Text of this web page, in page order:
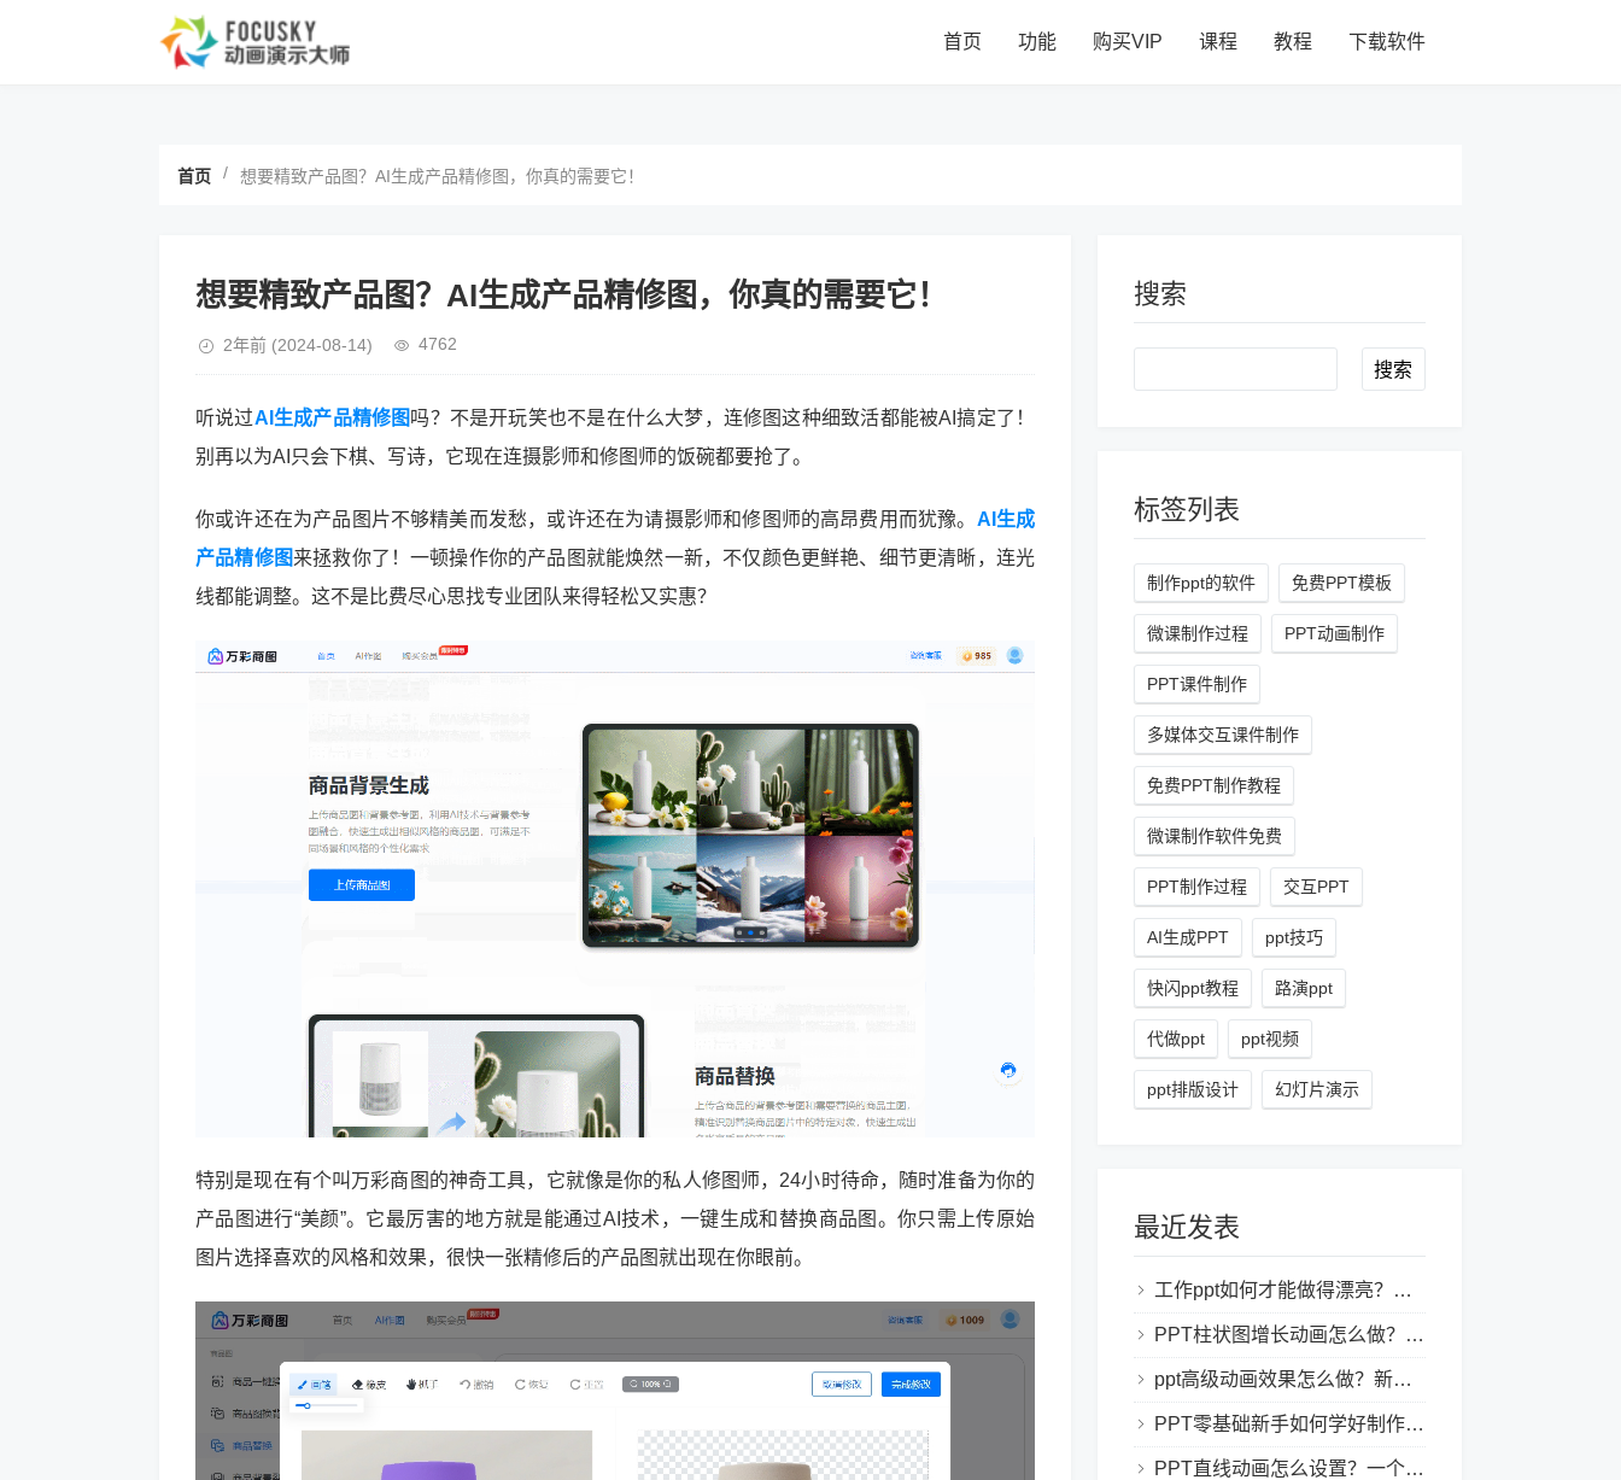
首页 功能 购买VIP 课程 教程 下载软件
首页 / 想要精致产品图？AI生成产品精修图，你真的需要它！
想要精致产品图？AI生成产品精修图，你真的需要它！
2年前 (2024-08-14) 4762
听说过AI生成产品精修图 吗？不是开玩笑也不是在什么大梦，连修图这种细致活都能被AI搞定了！
别再以为AI只会下棋、写诗，它现在连摄影师和修图师的饭碗都要抢了。
你或许还在为产品图片不够精美而发愁，或许还在为请摄影师和修图师的高昂费用而犹豫。 AI生成
产品精修图来拯救你了！一顿操作你的产品图就能焕然一新，不仅颜色更鲜艳、细节更清晰，连光
线都能调整。这不是比费尽心思找专业团队来得轻松又实惠？
特别是现在有个叫万彩商图的神奇工具，它就像是你的私人修图师，24小时待命，随时准备为你的
产品图进行“美颜”。它最厉害的地方就是能通过AI技术，一键生成和替换商品图。你只需上传原始
图片选择喜欢的风格和效果，很快一张精修后的产品图就出现在你眼前。
搜索
Search
标签列表
制作ppt的软件 免费PPT模板
微课制作过程 PPT动画制作
PPT课件制作
多媒体交互课件制作
免费PPT制作教程
微课制作软件免费
PPT制作过程 交互PPT
AI生成PPT ppt技巧
快闪ppt教程 路演ppt
代做ppt ppt视频
ppt排版设计 幻灯片演示
最近发表
工作ppt如何才能做得漂亮？职场PPT美化与制作技巧
PPT柱状图增长动画怎么做？实用的ppt技巧分享给你！
ppt高级动画效果怎么做？新手也能学会的亮眼PPT动画指南
PPT零基础新手如何学好制作PPT？新手入门全攻略
PPT直线动画怎么设置？一个简单的设置技巧